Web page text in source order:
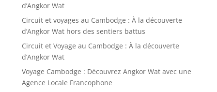
d’Angkor Wat
Circuit et voyages au Cambodge : À la découverte
d’Angkor Wat hors des sentiers battus
Circuit et Voyage au Cambodge : À la découverte
d’Angkor Wat
Voyage Cambodge : Découvrez Angkor Wat avec une
Agence Locale Francophone